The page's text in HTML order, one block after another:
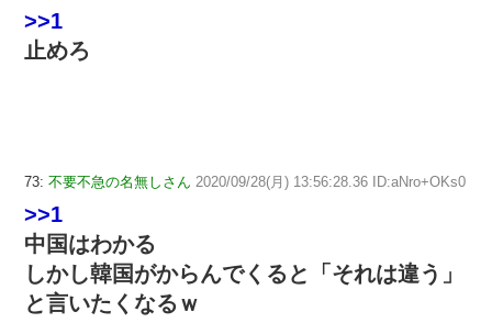
>>1
止めろ
73: 不要不急の名無しさん 2020/09/28(月) 13:56:28.36 ID:aNro+OKs0
>>1
中国はわかる
しかし韓国がからんでくると「それは違う」
と言いたくなるｗ